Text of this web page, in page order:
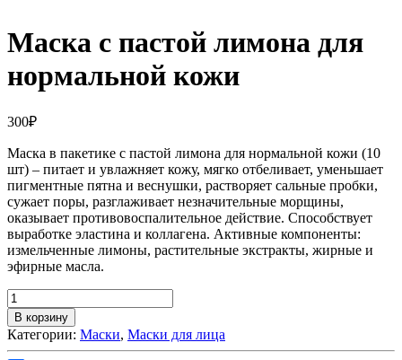
Маска с пастой лимона для
нормальной кожи
300₽
Маска в пакетике с пастой лимона для нормальной кожи (10
шт) – питает и увлажняет кожу, мягко отбеливает, уменьшает
пигментные пятна и веснушки, растворяет сальные пробки,
сужает поры, разглаживает незначительные морщины,
оказывает противовоспалительное действие. Способствует
выработке эластина и коллагена. Активные компоненты:
измельченные лимоны, растительные экстракты, жирные и
эфирные масла.
В корзину
Категории: Маски, Маски для лица